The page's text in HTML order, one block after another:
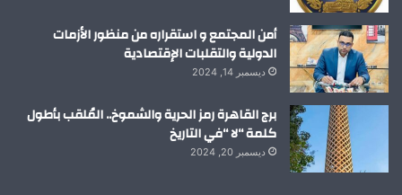
أمن المجتمع و استقراره من منظور الأزمات
الدولية والتقلبات الإقتصادية
ديسمبر 14, 2024
برج القاهرة رمز الحرية والشموخ.. المُلقب بأطول
كلمة “لا “في التاريخ
ديسمبر 20, 2024